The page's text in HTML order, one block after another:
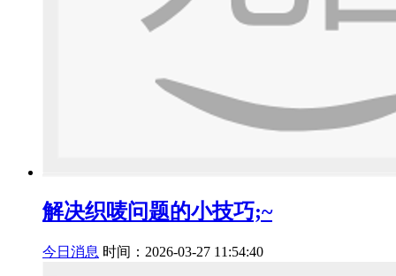
解决织唛问题的小技巧;~
今日消息 时间：2026-03-27 11:54:40